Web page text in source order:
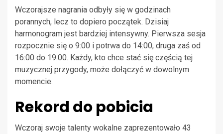
Wczorajsze nagrania odbyły się w godzinach
porannych, lecz to dopiero początek. Dzisiaj
harmonogram jest bardziej intensywny. Pierwsza sesja
rozpocznie się o 9:00 i potrwa do 14:00, druga zaś od
16:00 do 19:00. Każdy, kto chce stać się częścią tej
muzycznej przygody, może dołączyć w dowolnym
momencie.
Rekord do pobicia
Wczoraj swoje talenty wokalne zaprezentowało 43